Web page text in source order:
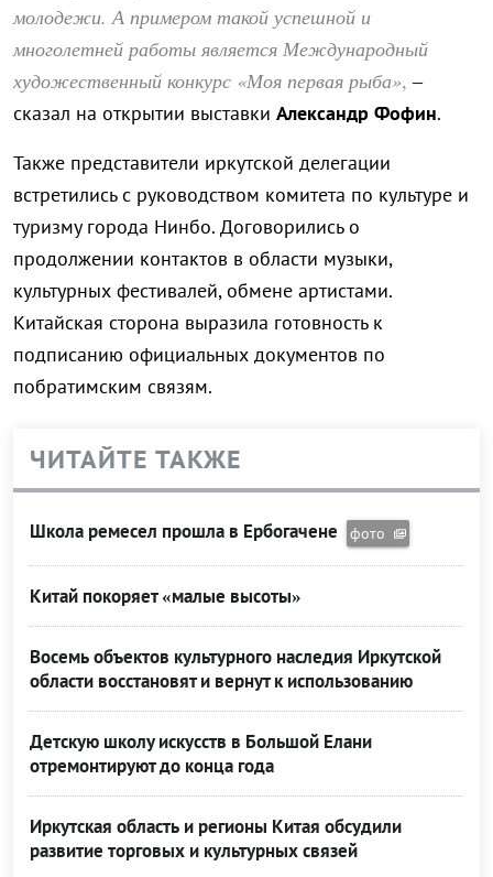
молодежи. А примером такой успешной и
многолетней работы является Международный
художественный конкурс «Моя первая рыба»,–
сказал на открытии выставки Александр Фофин.
Также представители иркутской делегации
встретились с руководством комитета по культуре и
туризму города Нинбо. Договорились о
продолжении контактов в области музыки,
культурных фестивалей, обмене артистами.
Китайская сторона выразила готовность к
подписанию официальных документов по
побратимским связям.
ЧИТАЙТЕ ТАКЖЕ
Школа ремесел прошла в Ербогачене фото
Китай покоряет «малые высоты»
Восемь объектов культурного наследия Иркутской
области восстановят и вернут к использованию
Детскую школу искусств в Большой Елани
отремонтируют до конца года
Иркутская область и регионы Китая обсудили
развитие торговых и культурных связей